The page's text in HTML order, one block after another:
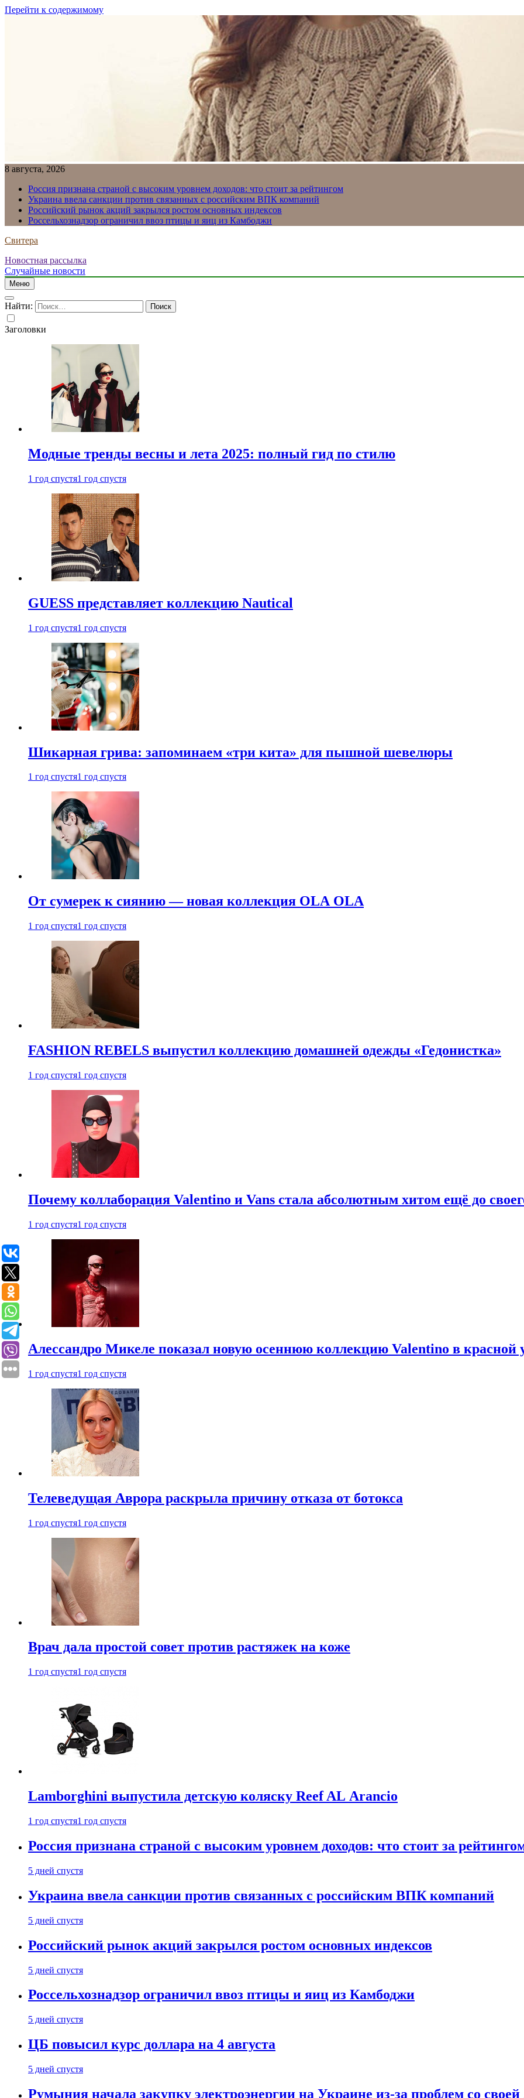
Перейти к содержимому
8 августа, 2026
Россия признана страной с высоким уровнем доходов: что стоит за рейтингом
Украина ввела санкции против связанных с российским ВПК компаний
Российский рынок акций закрылся ростом основных индексов
Россельхознадзор ограничил ввоз птицы и яиц из Камбоджи
Свитера
Новостная рассылка
Случайные новости
Меню
Найти:
Заголовки
Модные тренды весны и лета 2025: полный гид по стилю
1 год спустя1 год спустя
GUESS представляет коллекцию Nautical
1 год спустя1 год спустя
Шикарная грива: запоминаем «три кита» для пышной шевелюры
1 год спустя1 год спустя
От сумерек к сиянию — новая коллекция OLA OLA
1 год спустя1 год спустя
FASHION REBELS выпустил коллекцию домашней одежды «Гедонистка»
1 год спустя1 год спустя
Почему коллаборация Valentino и Vans стала абсолютным хитом ещё до
1 год спустя1 год спустя
Алессандро Микеле показал новую осеннюю коллекцию Valentino в красной
1 год спустя1 год спустя
Телеведущая Аврора раскрыла причину отказа от ботокса
1 год спустя1 год спустя
Врач дала простой совет против растяжек на коже
1 год спустя1 год спустя
Lamborghini выпустила детскую коляску Reef AL Arancio
1 год спустя1 год спустя
Россия признана страной с высоким уровнем доходов: что стоит за
5 дней спустя
Украина ввела санкции против связанных с российским ВПК компаний
5 дней спустя
Российский рынок акций закрылся ростом основных индексов
5 дней спустя
Россельхознадзор ограничил ввоз птицы и яиц из Камбоджи
5 дней спустя
ЦБ повысил курс доллара на 4 августа
5 дней спустя
Румыния начала закупку электроэнергии на Украине из-за проблем со